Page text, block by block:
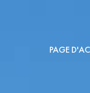
PAGE